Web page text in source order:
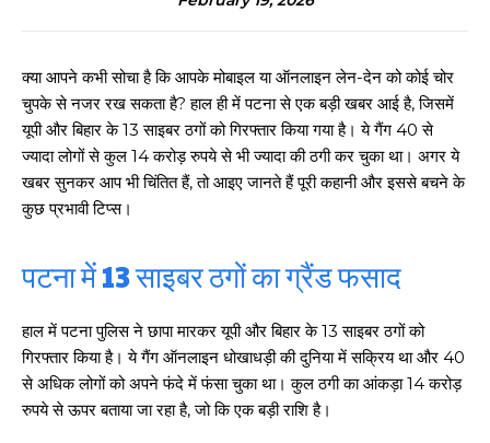
क्या आपने कभी सोचा है कि आपके मोबाइल या ऑनलाइन लेन-देन को कोई चोर
चुपके से नजर रख सकता है? हाल ही में पटना से एक बड़ी खबर आई है, जिसमें
यूपी और बिहार के 13 साइबर ठगों को गिरफ्तार किया गया है। ये गैंग 40 से
ज्यादा लोगों से कुल 14 करोड़ रुपये से भी ज्यादा की ठगी कर चुका था। अगर ये
खबर सुनकर आप भी चिंतित हैं, तो आइए जानते हैं पूरी कहानी और इससे बचने के
कुछ प्रभावी टिप्स।
पटना में 13 साइबर ठगों का ग्रैंड फसाद
हाल में पटना पुलिस ने छापा मारकर यूपी और बिहार के 13 साइबर ठगों को
गिरफ्तार किया है। ये गैंग ऑनलाइन धोखाधड़ी की दुनिया में सक्रिय था और 40
से अधिक लोगों को अपने फंदे में फंसा चुका था। कुल ठगी का आंकड़ा 14 करोड़
रुपये से ऊपर बताया जा रहा है, जो कि एक बड़ी राशि है।